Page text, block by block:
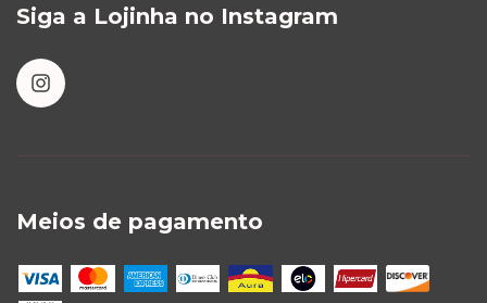
Siga a Lojinha no Instagram
Meios de pagamento